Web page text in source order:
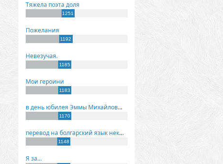
Тяжела поэта доля
1251
Пожелания
1192
Невезучая.
1185
Мои героини
1183
в день юбилея Эммы Михайловны Киселевой
1170
перевод на болгарский язык некоторых моих стихов
1148
Я за...